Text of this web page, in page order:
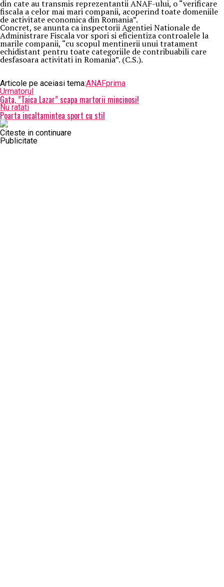
din cate au transmis reprezentantii ANAF-ului, o “verificare
fiscala a celor mai mari companii, acoperind toate domeniile
de activitate economica din Romania”.
Concret, se anunta ca inspectorii Agentiei Nationale de
Administrare Fiscala vor spori si eficientiza controalele la
marile companii, “cu scopul mentinerii unui tratament
echidistant pentru toate categoriile de contribuabili care
desfasoara activitati in Romania”. (C.S.).
Articole pe aceiasi tema:ANAFprima
Urmatorul
Gata, ”Taica Lazar” scapa martorii mincinosi!
Nu ratati
Poarta incaltamintea sport cu stil
Citeste in continuare
Publicitate